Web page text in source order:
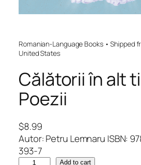
Romanian-Language Books • Shipped
United States
Călătorii în alt
Poezii
$8.99
Autor: Petru Lemnaru ISBN:
393-7
Add to cart